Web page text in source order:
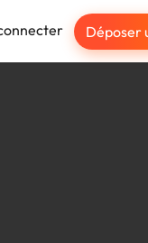
Déposer